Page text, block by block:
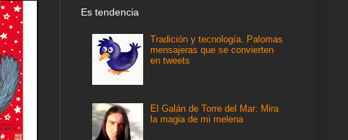
Es tendencia
Tradición y tecnología. Palomas
mensajeras que se convierten
en tweets
El Galán de Torre del Mar: Mira
la magia de mi melena